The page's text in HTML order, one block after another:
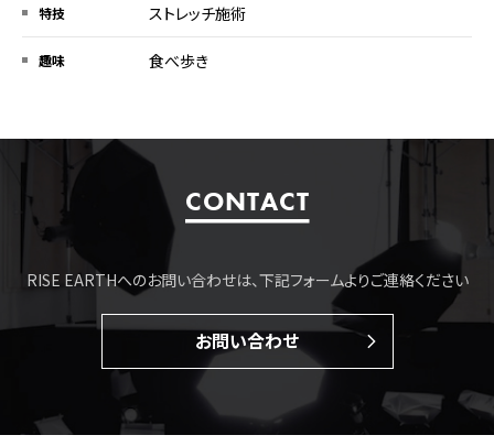
特技 ストレッチ施術
趣味 食べ歩き
CONTACT
RISE EARTHへのお問い合わせは、下記フォームよりご連絡ください
お問い合わせ